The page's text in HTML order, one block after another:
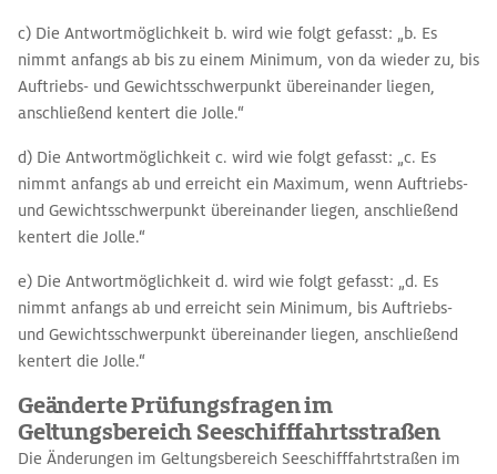
c) Die Antwortmöglichkeit b. wird wie folgt gefasst: „b. Es
nimmt anfangs ab bis zu einem Minimum, von da wieder zu, bis
Auftriebs- und Gewichtsschwerpunkt übereinander liegen,
anschließend kentert die Jolle.“
d) Die Antwortmöglichkeit c. wird wie folgt gefasst: „c. Es
nimmt anfangs ab und erreicht ein Maximum, wenn Auftriebs-
und Gewichtsschwerpunkt übereinander liegen, anschließend
kentert die Jolle.“
e) Die Antwortmöglichkeit d. wird wie folgt gefasst: „d. Es
nimmt anfangs ab und erreicht sein Minimum, bis Auftriebs-
und Gewichtsschwerpunkt übereinander liegen, anschließend
kentert die Jolle.“
Geänderte Prüfungsfragen im
Geltungsbereich Seeschifffahrtsstraßen
Die Änderungen im Geltungsbereich Seeschifffahrtstraßen im